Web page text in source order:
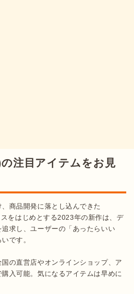
注目アイテムをお見
商品開発に落とし込んできた
をはじめとする2023年の新作は、デ
求し、ユーザーの「あったらいい
です。
の直営店やオンラインショップ、ア
入可能。気になるアイテムは早めに